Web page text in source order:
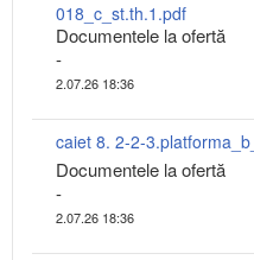
018_c_st.th.1.pdf
Documentele la ofertă
-
2.07.26 18:36
Documentele la ofertă
-
2.07.26 18:36